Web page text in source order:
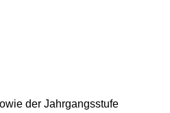
der Jahrgangsstufe